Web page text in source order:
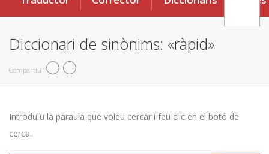
Diccionari de sinònims: «ràpid»
Compartiu
Introduïu la paraula que voleu cercar i feu clic en el botó de
cerca.